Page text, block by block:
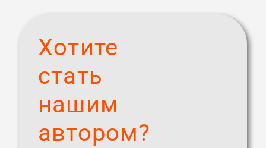
Хотите
стать
нашим
автором?